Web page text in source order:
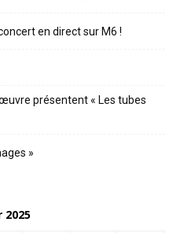
en direct sur M6 !
présentent « Les tubes
»
2025